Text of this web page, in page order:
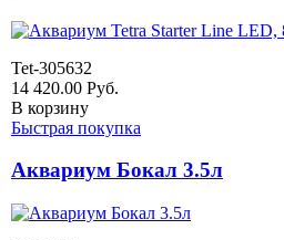
Tet-305632
14 420.00 Руб.
В корзину
Быстрая покупка
Аквариум Бокал 3.5л